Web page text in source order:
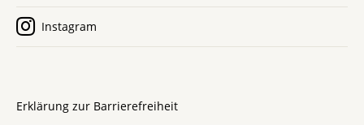
Instagram
Erklärung zur Barrierefreiheit